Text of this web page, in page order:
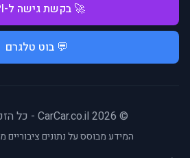
🚀 בקשת גישה ל-API
💬 בוט טלגרם
© 2026 CarCar.co.il - כל הזכויות שמורות
המידע מבוסס על נתונים